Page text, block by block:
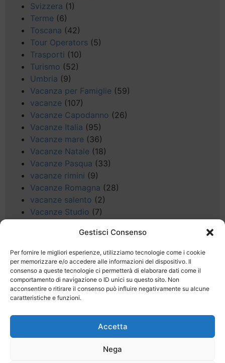
Gestisci Consenso
Per fornire le migliori esperienze, utilizziamo tecnologie come i cookie
per memorizzare e/o accedere alle informazioni del dispositivo. Il
consenso a queste tecnologie ci permetterà di elaborare dati come il
comportamento di navigazione o ID unici su questo sito. Non
acconsentire o ritirare il consenso può influire negativamente su alcune
caratteristiche e funzioni.
Accetta
Nega
Svizzera (1)
Terme (6)
Toscana (42)
Tour Operators (5)
Trasporti (10)
Turismo (52)
Umbria (9)
Vacanza per Famiglie (59)
vacanze (107)
Vacanze Capodanno (26)
Vacanze Italia (95)
Vacanze mare (36)
Vacanze Natale (18)
Vacanze Pasqua (33)
vacanze rimini (9)
Vacanze Romagna (28)
vacanze salento (2)
Vacanze Studio (7)
Valle d'Aosta(5)
Veneto (25)
Voli low cost(4)
Web(9)
week end(45)
Wellness(11)
Regolamento